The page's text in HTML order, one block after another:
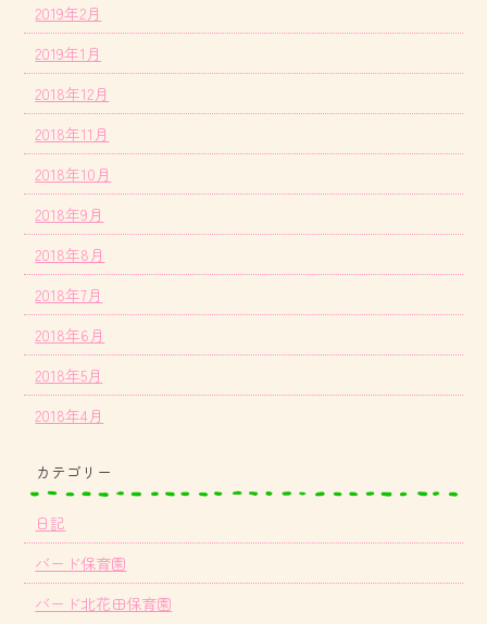
2019年2月
2019年1月
2018年12月
2018年11月
2018年10月
2018年9月
2018年8月
2018年7月
2018年6月
2018年5月
2018年4月
カテゴリー
日記
バード保育園
バード北花田保育園